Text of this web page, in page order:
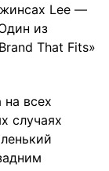
Lee —
из
That Fits»
на всех
случаях